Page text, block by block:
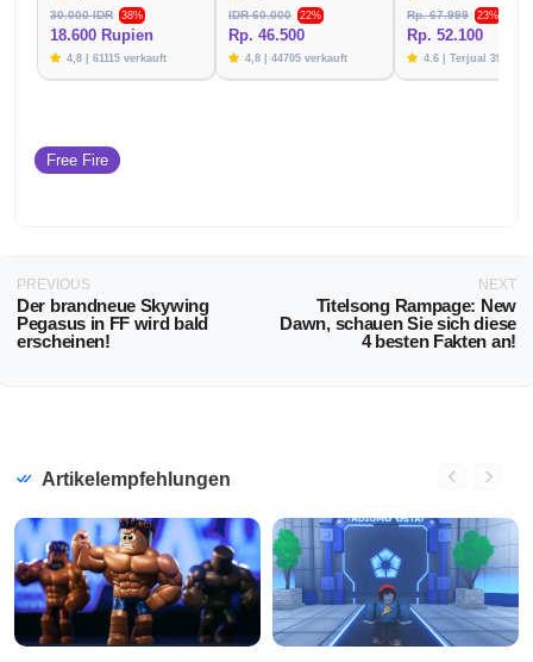
30.000 IDR
38%
18.600 Rupien
4,8 | 61115 verkauft
IDR 60.000
22%
Rp. 46.500
4,8 | 44705 verkauft
Rp. 67.999
23%
Rp. 52.100
4.6 | Terjual 39782
Free Fire
PREVIOUS
Der brandneue Skywing
Pegasus in FF wird bald
erscheinen!
NEXT
Titelsong Rampage: New
Dawn, schauen Sie sich diese
4 besten Fakten an!
Artikelempfehlungen